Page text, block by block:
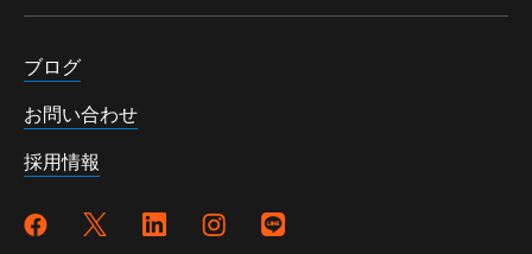
ブログ
お問い合わせ
採用情報